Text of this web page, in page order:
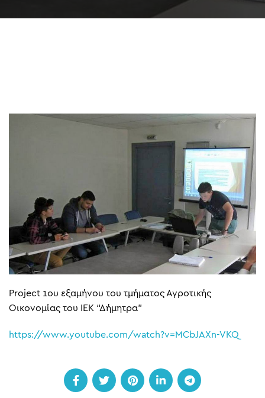
Project 1ου εξαμήνου του τμήματος Αγροτικής
Οικονομίας του ΙΕΚ “Δήμητρα”
https://www.youtube.com/watch?v=MCbJAXn-VKQ